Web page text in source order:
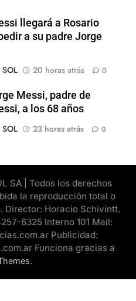
llegará a Rosario
a su padre Jorge
20 horas atrás 0
Messi, padre de
a los 68 años
23 horas atrás 0
SA | Todos los derechos
la reproducción total o
Director: Horacio Schivintt.
6325 Interno 101 Mail:
Publicidad:
Funciona gracias a
.